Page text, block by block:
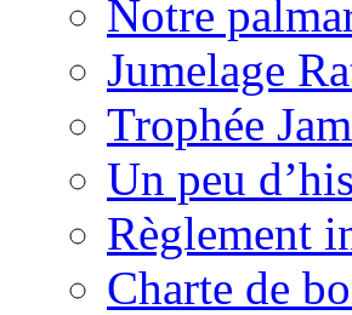
Notre
Jumelage
Trophée
Un peu
Règlement
Charte de